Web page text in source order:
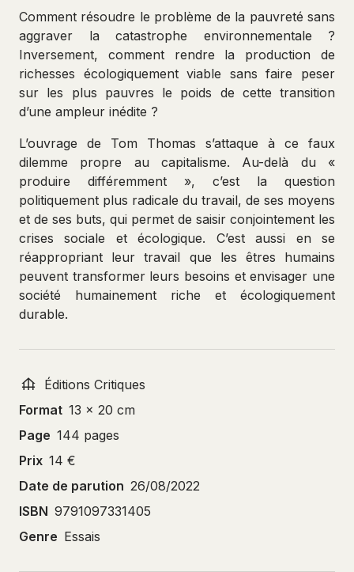
Comment résoudre le problème de la pauvreté sans
aggraver la catastrophe environnementale ?
Inversement, comment rendre la production de
richesses écologiquement viable sans faire peser
sur les plus pauvres le poids de cette transition
d’une ampleur inédite ?
L’ouvrage de Tom Thomas s’attaque à ce faux
dilemme propre au capitalisme. Au-delà du «
produire différemment », c’est la question
politiquement plus radicale du travail, de ses moyens
et de ses buts, qui permet de saisir conjointement les
crises sociale et écologique. C’est aussi en se
réappropriant leur travail que les êtres humains
peuvent transformer leurs besoins et envisager une
société humainement riche et écologiquement
durable.
Éditions Critiques
Format 13 x 20 cm
Page 144 pages
Prix 14 €
Date de parution 26/08/2022
ISBN 9791097331405
Genre Essais